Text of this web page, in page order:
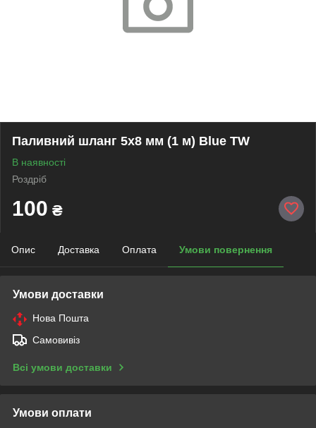
Паливний шланг 5х8 мм (1 м) Blue TW
В наявності
Роздріб
100 ₴
Опис Доставка Оплата Умови повернення
Умови доставки
Нова Пошта
Самовивіз
Всі умови доставки
Умови оплати